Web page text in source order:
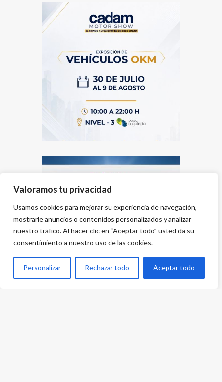
Valoramos tu privacidad
Usamos cookies para mejorar su experiencia de navegación,
mostrarle anuncios o contenidos personalizados y analizar
nuestro tráfico. Al hacer clic en “Aceptar todo” usted da su
consentimiento a nuestro uso de las cookies.
Personalizar Rechazar todo Aceptar todo